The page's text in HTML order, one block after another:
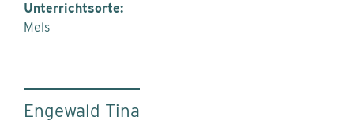
Unterrichtsorte:
Mels
Engewald Tina